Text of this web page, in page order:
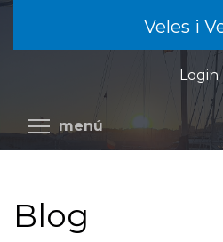
contingut
Veles i
Login
menú Commuta
Blog